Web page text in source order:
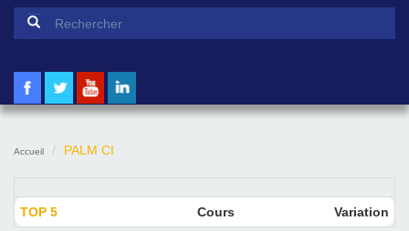
Formulaire de recherche
Accueil PALM CI
TOP 5 Cours Variation